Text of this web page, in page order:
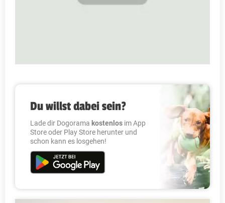
Du willst dabei sein?
Lade dir Dogorama kostenlos im App
Store oder Play Store herunter und
schon kann es losgehen!